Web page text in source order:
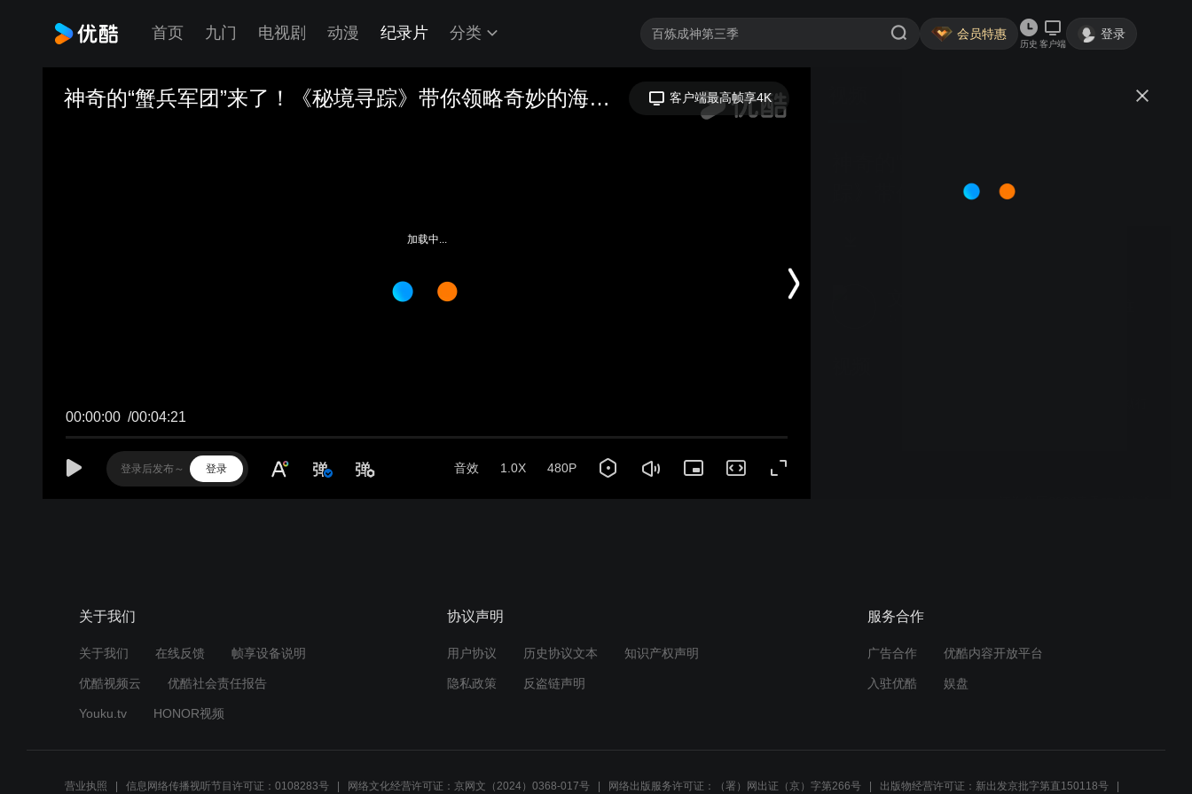
首页 九门 电视剧 动漫 纪录片 分类 会员特惠
历史 客户端
登录
神奇的“蟹兵军团”来了！《秘境寻踪》带你领略奇妙的海南岛 客户端最高帧享4K
00:00:00 /00:04:21
登录 音效 1.0X 480P
加载中...
踪》带你领略奇妙的海南岛
关于我们
关于我们 在线反馈 帧享设备说明
优酷视频云 优酷社会责任报告
Youku.tv HONOR视频
协议声明
用户协议 历史协议文本 知识产权声明
隐私政策 反盗链声明
服务合作
广告合作 优酷内容开放平台
入驻优酷 娱盘
营业执照 信息网络传播视听节目许可证：0108283号 网络文化经营许可证：京网文（2024）0368-017号 网络出版服务许可证：（署）网出证（京）字第266号 出版物经营许可证：新出发京批字第直150118号